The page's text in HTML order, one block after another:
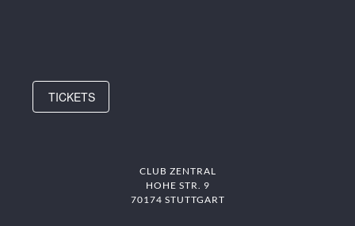
TICKETS
CLUB ZENTRAL
HOHE STR. 9
70174 STUTTGART